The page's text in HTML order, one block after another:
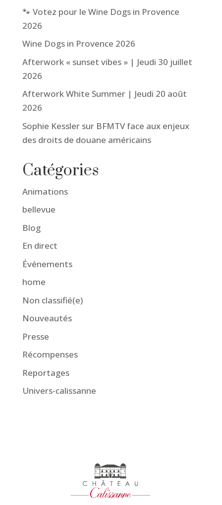
🐾 Votez pour le Wine Dogs in Provence
2026
Wine Dogs in Provence 2026
Afterwork « sunset vibes » | Jeudi 30 juillet
2026
Afterwork White Summer | Jeudi 20 août
2026
Sophie Kessler sur BFMTV face aux enjeux
des droits de douane américains
Catégories
Animations
bellevue
Blog
En direct
Événements
home
Non classifié(e)
Nouveautés
Presse
Récompenses
Reportages
Univers-calissanne